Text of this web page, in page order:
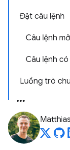
Đặt câu lệnh
Câu lệnh
Câu lệnh
Luồng trò